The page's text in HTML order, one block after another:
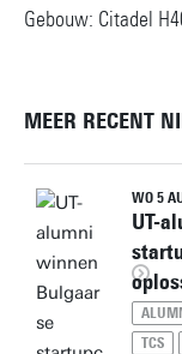
Gebouw: Citadel
MEER RECENT
WO 5
UT-
TCS